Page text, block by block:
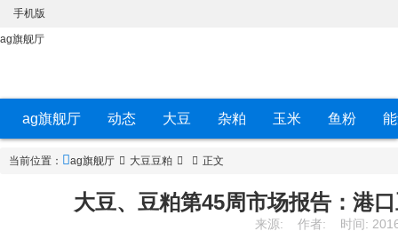
手机版
ag旗舰厅
ag旗舰厅 动态 大豆 杂粕 玉米 鱼粉
当前位置： ag旗舰厅 大豆豆粕 正文
大豆、豆粕第45周市场报告：港
来源: 作者: 时间: